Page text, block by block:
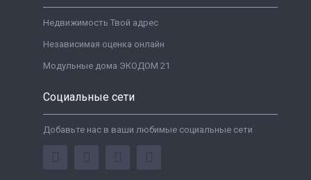
Недвижимость Твой адрес
Независимая оценка онлайн
Модульные дома ЭКОДОМ 21
Социальные сети
Добавьте нас в ваши любимые социальные сети